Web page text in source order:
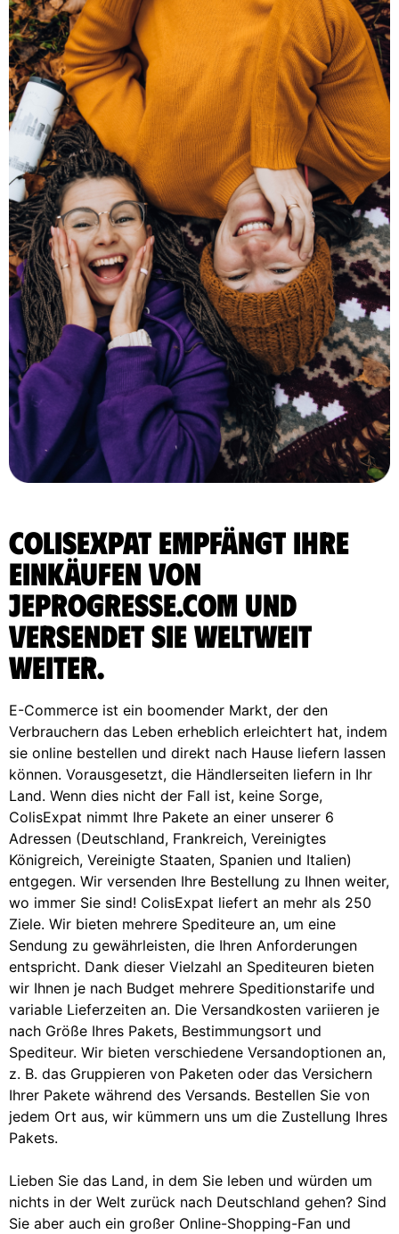
ColisExpat empfängt Ihre
Einkäufen von
Jeprogresse.com und
versendet sie weltweit
weiter.
E-Commerce ist ein boomender Markt, der den
Verbrauchern das Leben erheblich erleichtert hat, indem
sie online bestellen und direkt nach Hause liefern lassen
können. Vorausgesetzt, die Händlerseiten liefern in Ihr
Land. Wenn dies nicht der Fall ist, keine Sorge,
ColisExpat nimmt Ihre Pakete an einer unserer 6
Adressen (Deutschland, Frankreich, Vereinigtes
Königreich, Vereinigte Staaten, Spanien und Italien)
entgegen. Wir versenden Ihre Bestellung zu Ihnen weiter,
wo immer Sie sind! ColisExpat liefert an mehr als 250
Ziele. Wir bieten mehrere Spediteure an, um eine
Sendung zu gewährleisten, die Ihren Anforderungen
entspricht. Dank dieser Vielzahl an Spediteuren bieten
wir Ihnen je nach Budget mehrere Speditionstarife und
variable Lieferzeiten an. Die Versandkosten variieren je
nach Größe Ihres Pakets, Bestimmungsort und
Spediteur. Wir bieten verschiedene Versandoptionen an,
z. B. das Gruppieren von Paketen oder das Versichern
Ihrer Pakete während des Versands. Bestellen Sie von
jedem Ort aus, wir kümmern uns um die Zustellung Ihres
Pakets.
Lieben Sie das Land, in dem Sie leben und würden um
nichts in der Welt zurück nach Deutschland gehen? Sind
Sie aber auch ein großer Online-Shopping-Fan und